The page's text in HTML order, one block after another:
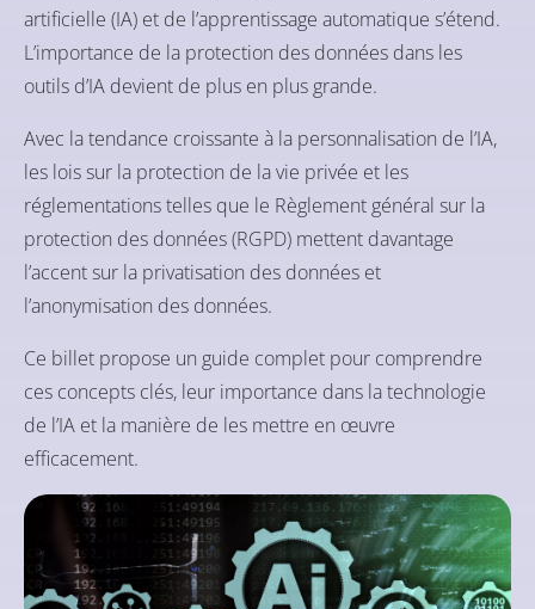
artificielle (IA) et de l’apprentissage automatique s’étend.
L’importance de la protection des données dans les
outils d’IA devient de plus en plus grande.
Avec la tendance croissante à la personnalisation de l’IA,
les lois sur la protection de la vie privée et les
réglementations telles que le Règlement général sur la
protection des données (RGPD) mettent davantage
l’accent sur la privatisation des données et
l’anonymisation des données.
Ce billet propose un guide complet pour comprendre
ces concepts clés, leur importance dans la technologie
de l’IA et la manière de les mettre en œuvre
efficacement.